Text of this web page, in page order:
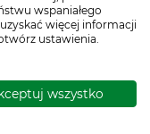
wspaniałego
więcej informacji
ustawienia.
wszystko
w okresie
za